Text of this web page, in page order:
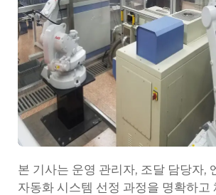
본 기사는 운영 관리자, 조달 담당자,
자동화 시스템 선정 과정을 명확하고